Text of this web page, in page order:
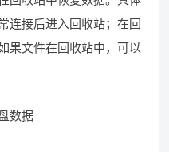
连接后进入回收站；在回
果文件在回收站中，可以
数据